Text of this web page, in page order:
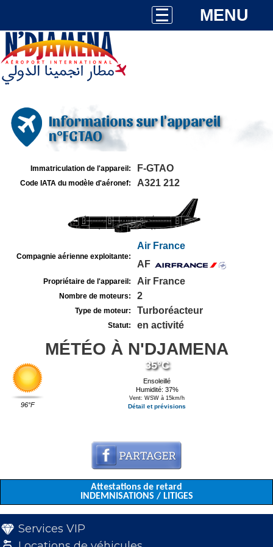
MENU
Informations sur l'appareil
n°FGTAO
Immatriculation de l'appareil: F-GTAO
Code IATA du modèle d'aéronef: A321 212
Compagnie aérienne exploitante:
Air France
AF
Propriétaire de l'appareil: Air France
Nombre de moteurs: 2
Type de moteur: Turboréacteur
Statut: en activité
MÉTÉO À N'DJAMENA
96°F
35°C
Ensoleillé
Humidité: 37%
Vent: WSW à 15km/h
Détail et prévisions
Attestations de retard
INDEMNISATIONS / LITIGES
Services VIP